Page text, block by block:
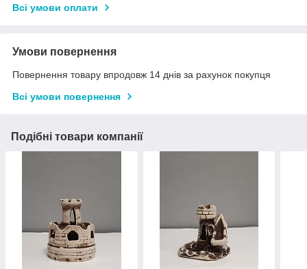
Всі умови оплати
Умови повернення
Повернення товару впродовж 14 днів за рахунок покупця
Всі умови повернення
Подібні товари компанії